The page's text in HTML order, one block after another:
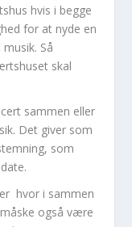
hvis i begge
for at nyde en
Så
skal
sammen eller
Det giver som
som
hvor i sammen
også være